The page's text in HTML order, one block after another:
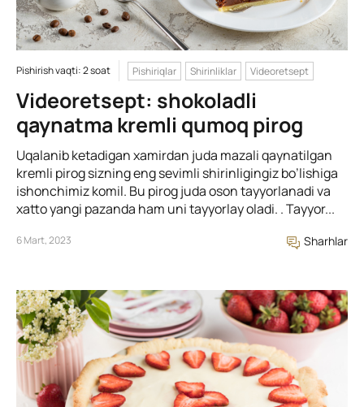
Pishirish vaqti: 2 soat Pishiriqlar Shirinliklar Videoretsept
Videoretsept: shokoladli
qaynatma kremli qumoq pirog
Uqalanib ketadigan xamirdan juda mazali qaynatilgan
kremli pirog sizning eng sevimli shirinligingiz bo’lishiga
ishonchimiz komil. Bu pirog juda oson tayyorlanadi va
xatto yangi pazanda ham uni tayyorlay oladi. . Tayyor...
6 Mart, 2023 Sharhlar